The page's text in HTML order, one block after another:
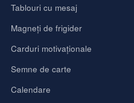
Tablouri cu mesaj
Magneți de frigider
Carduri motivaționale
Semne de carte
Calendare